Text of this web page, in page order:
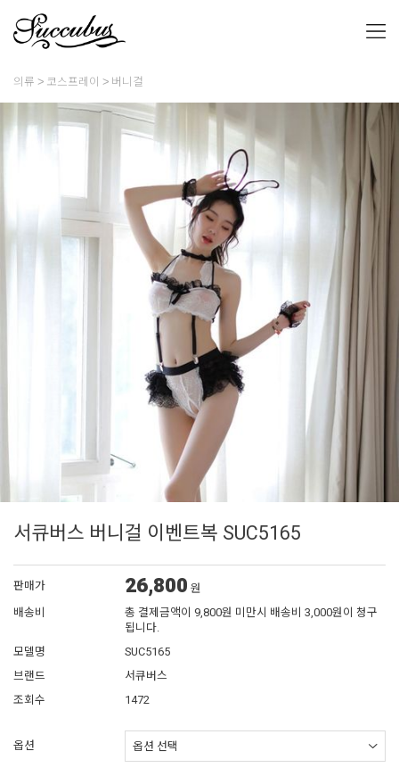
의류 코스프레이 버니걸
서큐버스 버니걸 이벤트복 SUC5165
판매가 26,800 원
배송비
총 결제금액이 9,800원 미만시 배송비 3,000원이 청구
됩니다.
모델명
SUC5165
브랜드
서큐버스
조회수
1472
옵션